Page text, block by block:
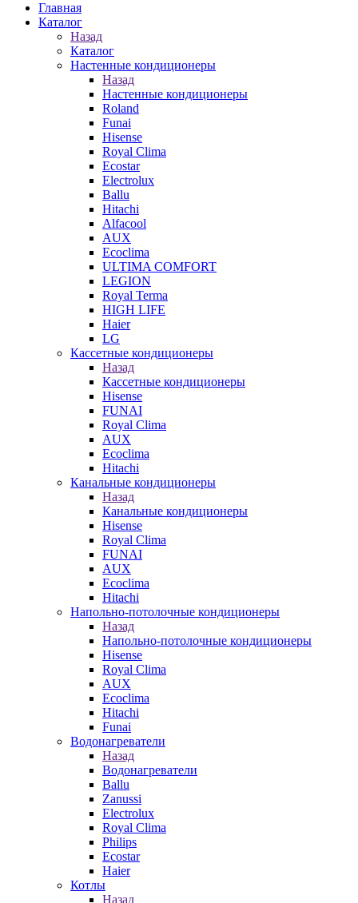
Главная
Каталог
Назад
Каталог
Настенные кондиционеры
Назад
Настенные кондиционеры
Roland
Funai
Hisense
Royal Clima
Ecostar
Electrolux
Ballu
Hitachi
Alfacool
AUX
Ecoclima
ULTIMA COMFORT
LEGION
Royal Terma
HIGH LIFE
Haier
LG
Кассетные кондиционеры
Назад
Кассетные кондиционеры
Hisense
FUNAI
Royal Clima
AUX
Ecoclima
Hitachi
Канальные кондиционеры
Назад
Канальные кондиционеры
Hisense
Royal Clima
FUNAI
AUX
Ecoclima
Hitachi
Напольно-потолочные кондиционеры
Назад
Напольно-потолочные кондиционеры
Hisense
Royal Clima
AUX
Ecoclima
Hitachi
Funai
Водонагреватели
Назад
Водонагреватели
Ballu
Zanussi
Electrolux
Royal Clima
Philips
Ecostar
Haier
Котлы
Назад